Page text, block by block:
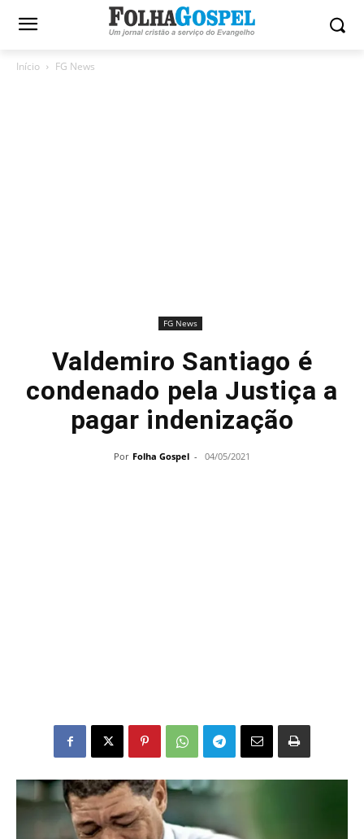
Início FG News
FG News
Valdemiro Santiago é
condenado pela Justiça a
pagar indenização
Por Folha Gospel - 04/05/2021